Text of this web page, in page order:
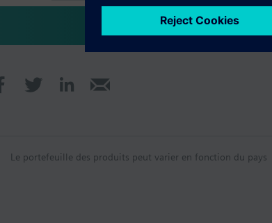
Le portefeuille des produits peut varier en fonction du pays